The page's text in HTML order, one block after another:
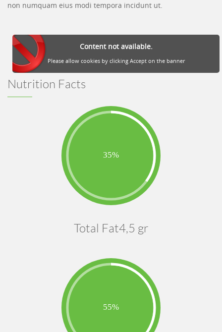
non numquam eius modi tempora incidunt ut.
Content not available.
Please allow cookies by clicking Accept on the banner
Nutrition Facts
Total Fat4,5 gr